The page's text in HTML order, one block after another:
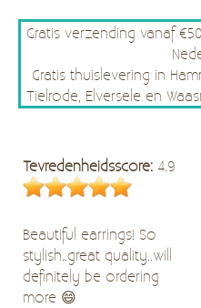
Gratis verzending vanaf
Gratis thuislevering in
Tielrode, Elversele en
Tevredenheidsscore: 4.9
Beautiful earrings! So
stylish..great quality..will
definitely be ordering
more 😄